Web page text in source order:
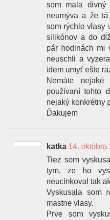
som mala
neumýva a že
som rýchlo vlasy
silikónov a do
pár hodinách mi
neuschli a
idem umyť ešte
Nemáte
používaní tohto
nejaký konkrétny
Ďakujem
katka 14. októbra
Tiez som
tym, ze ho
neucinkoval tak
Vyskusala som
mastne vlasy.
Prve som